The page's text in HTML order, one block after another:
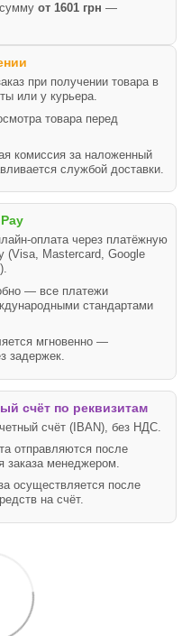
от 1601 грн —
при получении товара в
или у курьера.
товара перед
комиссия за наложенный
службой доставки.
оплата через платёжную
(Visa, Mastercard, Google
— все платежи
стандартами
мгновенно —
задержек.
счёт по реквизитам
счёт (IBAN), без НДС.
отправляются после
заказа менеджером.
осуществляется после
на счёт.